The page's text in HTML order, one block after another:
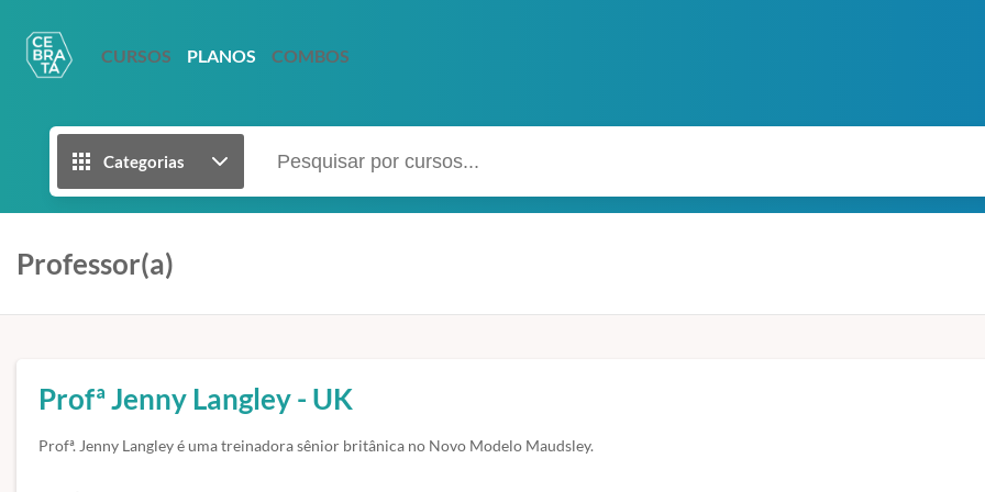
CURSOS PLANOS COMBOS
Categorias
Professor(a)
Profª Jenny Langley - UK
Profª. Jenny Langley é uma treinadora sênior britânica no Novo Modelo Maudsley.